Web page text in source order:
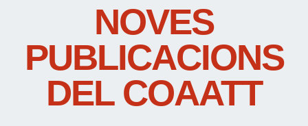
NOVES
PUBLICACIONS
DEL COAATT